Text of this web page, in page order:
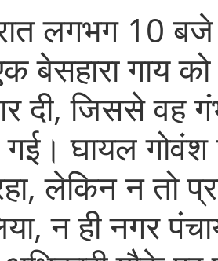
लगभग 10 बजे
बेसहारा गाय
दी, जिससे वह
गई। घायल
लेकिन न तो
न ही नगर